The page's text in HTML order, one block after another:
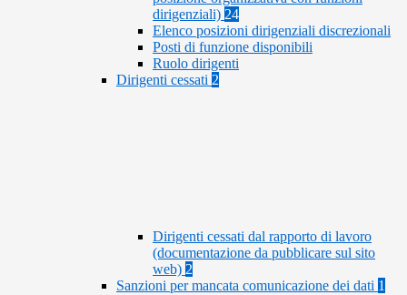
dirigenziali) 24
Elenco posizioni dirigenziali discrezionali
Posti di funzione disponibili
Ruolo dirigenti
Dirigenti cessati 2
Dirigenti cessati dal rapporto di lavoro
(documentazione da pubblicare sul sito
web) 2
Sanzioni per mancata comunicazione dei dati 1